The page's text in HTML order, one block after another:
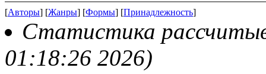
[Авторы] [Жанры] [Формы] [Принадлежность]
Статистика
01:18:26 2026)